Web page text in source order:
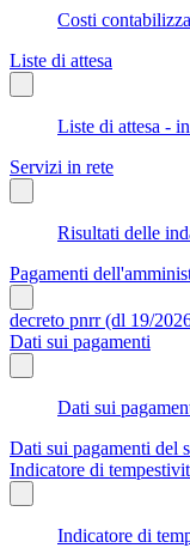
Costi
Liste di attesa
Liste di attesa -
Servizi in rete
Risultati delle
Pagamenti
decreto pnrr (dl 19/
Dati sui pagamenti
Dati sui
Dati sui pagamenti del
Indicatore di
Indicatore di